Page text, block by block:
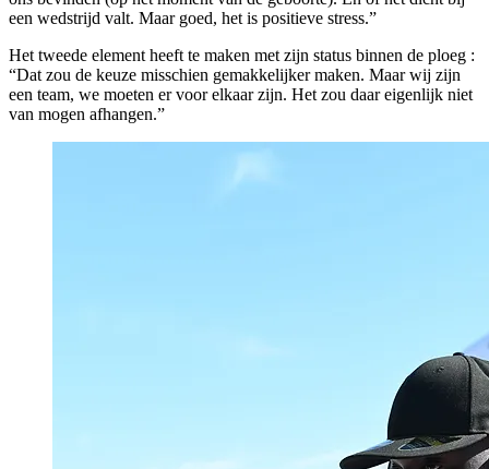
een wedstrijd valt. Maar goed, het is positieve stress.”
Het tweede element heeft te maken met zijn status binnen de ploeg :
“Dat zou de keuze misschien gemakkelijker maken. Maar wij zijn
een team, we moeten er voor elkaar zijn. Het zou daar eigenlijk niet
van mogen afhangen.”